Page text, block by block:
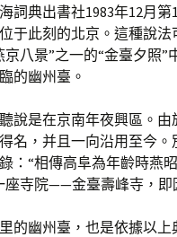
詞典出書社1983年12月
于此刻的北京。這種說
八景”之一的“金臺夕照
的幽州臺。
說是在京南年夜興區。
名，并且一向沿用至今
：“相傳高阜為年齡時燕
座寺院——金臺壽峰寺，即
的幽州臺，也是依據以上